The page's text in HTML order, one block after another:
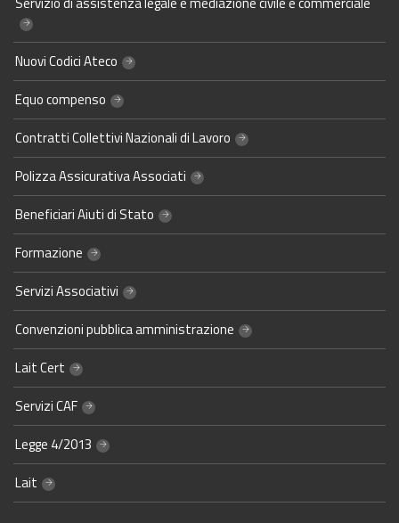
Nuovi Codici Ateco
Equo compenso
Contratti Collettivi Nazionali di Lavoro
Polizza Assicurativa Associati
Beneficiari Aiuti di Stato
Formazione
Servizi Associativi
Convenzioni pubblica amministrazione
Lait Cert
Servizi CAF
Legge 4/2013
Lait